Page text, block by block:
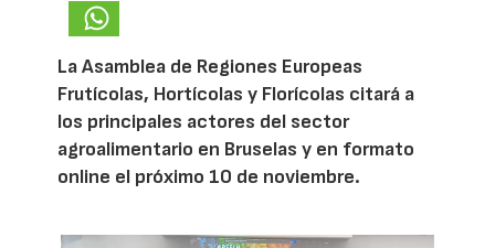
La Asamblea de Regiones Europeas
Frutícolas, Hortícolas y Florícolas citará a
los principales actores del sector
agroalimentario en Bruselas y en formato
online el próximo 10 de noviembre.